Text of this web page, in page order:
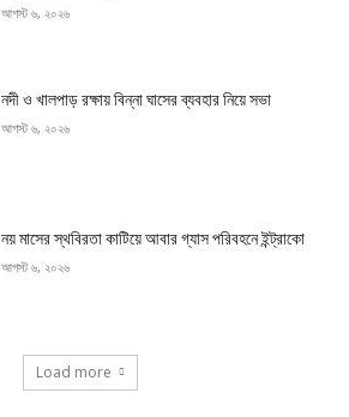
আগস্ট ৬, ২০২৬
নদী ও খালপাড় রক্ষায় বিন্না ঘাসের ব্যবহার নিয়ে সভা
আগস্ট ৬, ২০২৬
নয় মাসের স্থবিরতা কাটিয়ে আবার গ্যাস পরিবহনে ইন্ট্রাকো
আগস্ট ৬, ২০২৬
Load more